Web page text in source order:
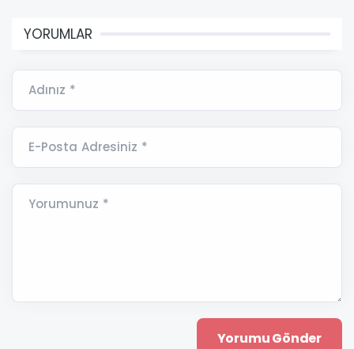
YORUMLAR
Adınız *
E-Posta Adresiniz *
Yorumunuz *